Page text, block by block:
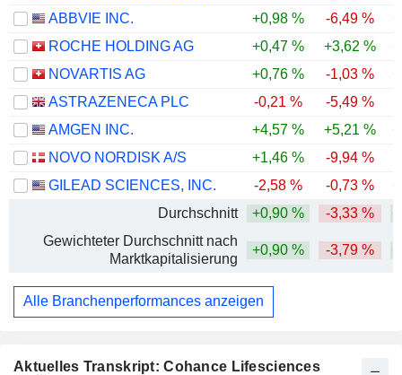
Aktuelles Transkript: Cohance Lifesciences
ABBVIE INC.
+0,98 % -6,49 %
ROCHE HOLDING AG
+0,47 % +3,62 %
NOVARTIS AG
+0,76 % -1,03 %
ASTRAZENECA PLC
-0,21 % -5,49 %
AMGEN INC.
+4,57 % +5,21 %
NOVO NORDISK A/S
+1,46 % -9,94 %
GILEAD SCIENCES, INC.
-2,58 % -0,73 %
Durchschnitt
+0,90 % -3,33 %
Gewichteter Durchschnitt nach
Marktkapitalisierung
+0,90 % -3,79 %
Alle Branchenperformances anzeigen